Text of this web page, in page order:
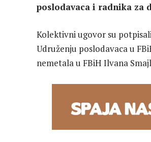
poslodavaca i radnika za
Kolektivni ugovor su
Udruženju poslodavaca u
nemetala u FBiH Ilvana